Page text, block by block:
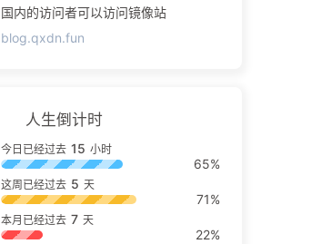
国内的访问者可以访问镜像站
blog.qxdn.fun
人生倒计时
今日已经过去 15 小时
65%
这周已经过去 5 天
71%
本月已经过去 7 天
22%